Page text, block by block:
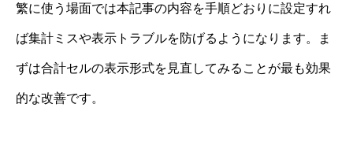
繁に使う場面では本記事の内容を手順どおりに設定すれ
ば集計ミスや表示トラブルを防げるようになります。ま
ずは合計セルの表示形式を見直してみることが最も効果
的な改善です。